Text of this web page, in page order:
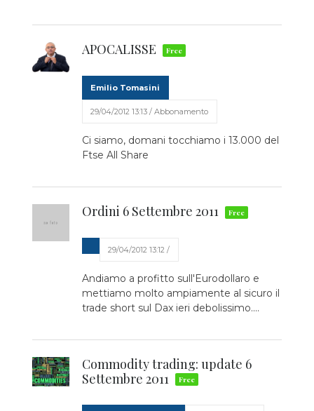
APOCALISSE
Emilio Tomasini
29/04/2012 13:13 / Abbonamento
Ci siamo, domani tocchiamo i 13.000 del
Ftse All Share
Ordini 6 Settembre 2011
29/04/2012 13:12 /
Andiamo a profitto sull'Eurodollaro e
mettiamo molto ampiamente al sicuro il
trade short sul Dax ieri debolissimo....
Commodity trading: update 6
Settembre 2011